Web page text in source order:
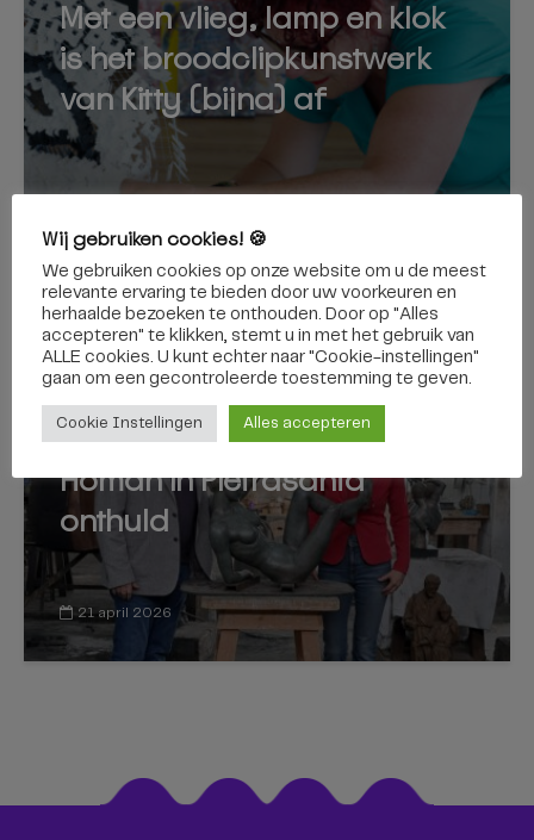
Met een vlieg, lamp en klok
is het broodclipkunstwerk
van Kitty (bijna) af
5 juni 2026
CULTUUR
Stukje Tilburg in Italië: beeld
van kunstenares Margot
Homan in Pietrasanta
onthuld
21 april 2026
Wij gebruiken cookies! 🍪
We gebruiken cookies op onze website om u de meest
relevante ervaring te bieden door uw voorkeuren en
herhaalde bezoeken te onthouden. Door op "Alles
accepteren" te klikken, stemt u in met het gebruik van
ALLE cookies. U kunt echter naar "Cookie-instellingen"
gaan om een ​​gecontroleerde toestemming te geven.
Cookie Instellingen Alles accepteren